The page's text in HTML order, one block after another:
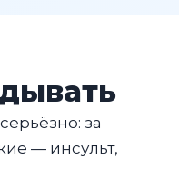
за
— инсульт,